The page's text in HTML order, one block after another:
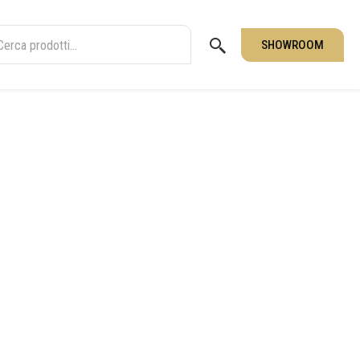
SHOWROOM